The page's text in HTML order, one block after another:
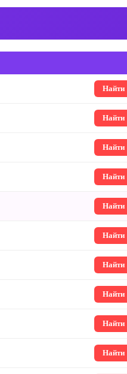
Найти
Найти
Найти
Найти
Найти
Найти
Найти
Найти
Найти
Найти